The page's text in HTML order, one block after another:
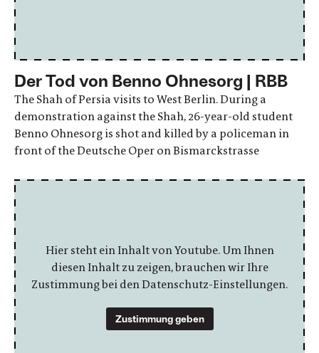
Der Tod von Benno Ohnesorg | RBB
The Shah of Persia visits to West Berlin. During a
demonstration against the Shah, 26-year-old student
Benno Ohnesorg is shot and killed by a policeman in
front of the Deutsche Oper on Bismarckstrasse
Hier steht ein Inhalt von Youtube. Um Ihnen
diesen Inhalt zu zeigen, brauchen wir Ihre
Zustimmung bei den Datenschutz-Einstellungen.
Zustimmung geben